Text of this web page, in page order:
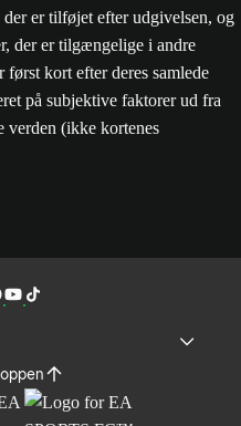
er tilføjet efter udgivelsen, og
der er tilgængelige i andre
kort efter deres samlede
på subjektive faktorer ud fra
verden (ikke kortenes